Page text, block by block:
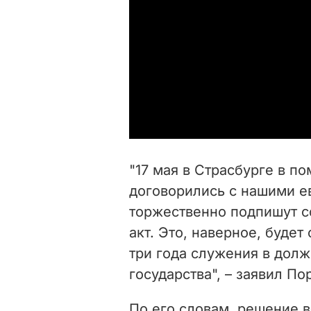
"17 мая в Страсбурге в
договорились с нашими
торжественно подпишут
акт. Это, наверное,
три года служения в
государства", – заявил